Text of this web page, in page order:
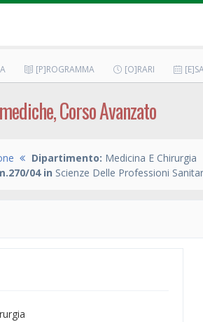
[P]ROGRAMMA [O]RARI
Corso Avanzato
Dipartimento: Medicina E Chirurgia
04 in Scienze Delle Professioni